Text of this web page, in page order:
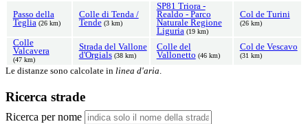
Passo della
Teglia (26 km)
Colle di Tenda /
Tende (3 km)
SP81 Triora -
Realdo - Parco
Naturale Regione
Liguria (19 km)
Col de Turini
(26 km)
Colle
Valcavera
(47 km)
Strada del Vallone
d'Orgials (38 km)
Colle del
Vallonetto (46 km)
Col de Vescavo
(31 km)
Le distanze sono calcolate in linea d'aria.
Ricerca strade
Ricerca per nome